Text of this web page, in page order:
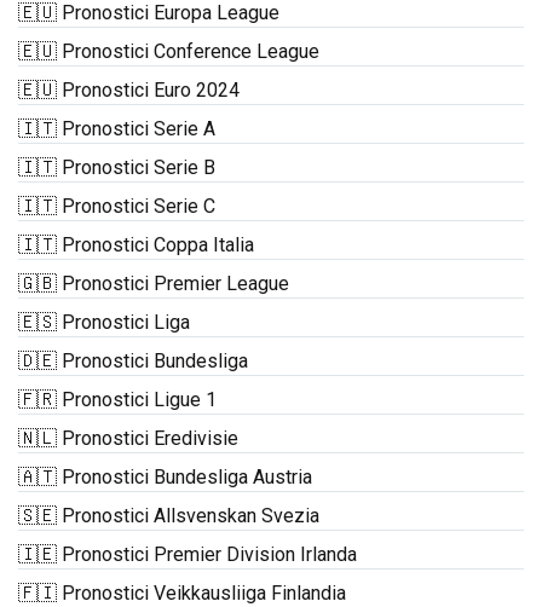
🇪🇺 Pronostici Europa League
🇪🇺 Pronostici Conference League
🇪🇺 Pronostici Euro 2024
🇮🇹 Pronostici Serie A
🇮🇹 Pronostici Serie B
🇮🇹 Pronostici Serie C
🇮🇹 Pronostici Coppa Italia
🇬🇧 Pronostici Premier League
🇪🇸 Pronostici Liga
🇩🇪 Pronostici Bundesliga
🇫🇷 Pronostici Ligue 1
🇳🇱 Pronostici Eredivisie
🇦🇹 Pronostici Bundesliga Austria
🇸🇪 Pronostici Allsvenskan Svezia
🇮🇪 Pronostici Premier Division Irlanda
🇫🇮 Pronostici Veikkausliiga Finlandia